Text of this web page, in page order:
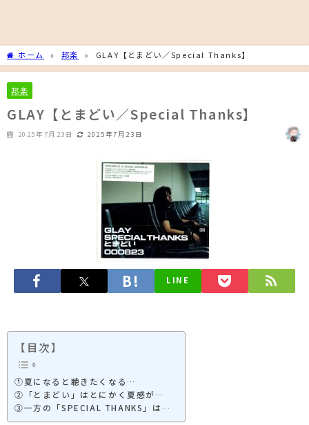
ホーム 邦楽 GLAY【とまどい／Special Thanks】
邦楽
GLAY【とまどい／Special Thanks】
2025年7月23日 2025年7月23日
LINE
【目次】
①夏になると聴きたくなる…
②「とまどい」はとにかく夏感が…
③一方の「SPECIAL THANKS」は…